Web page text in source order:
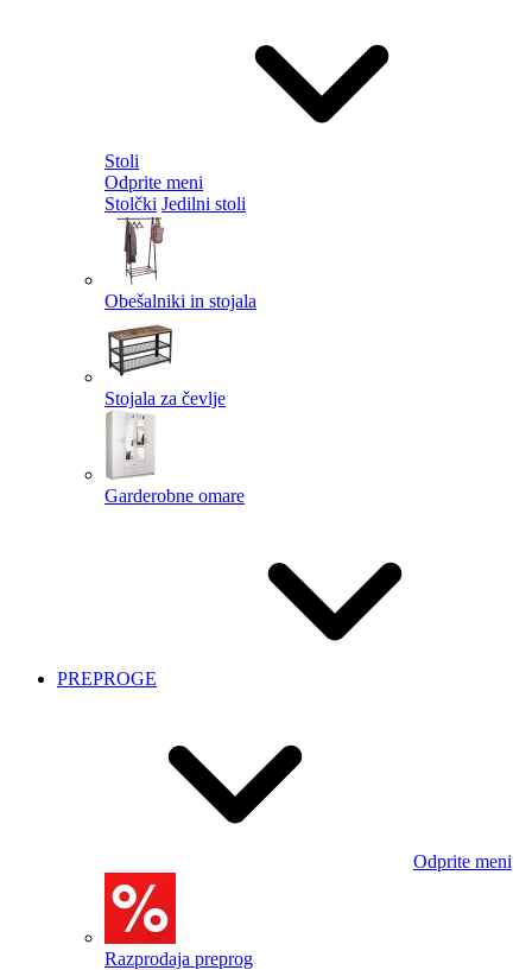
Stoli
Odprite meni
Stolčki Jedilni stoli
Obešalniki in stojala
Stojala za čevlje
Garderobne omare
PREPROGE
Odprite meni
Razprodaja preprog